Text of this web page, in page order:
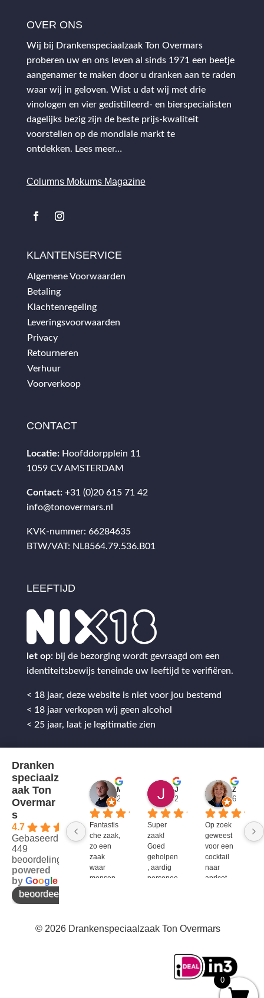
OVER ONS
Wij bij Drankenspeciaalzaak Ton Overmars
proberen uw en ons leven al sinds 1971 een beetje
aangenamer te maken door u dranken aan te raden
waar wij in geloven. Wist u dat wij met drie
vinologen en vier gedistilleerd- en bierspecialisten
dagelijks bezig zijn de beste prijs-kwaliteit
voorstellen op de mondiale markt te
ontdekken. Lees meer…
Columns Mokums Magazine
KLANTENSERVICE
Algemene Voorwaarden
Betaling
Klachtenregeling
Leveringsvoorwaarden
Privacy
Retourneren
Verhuur
Voorverkoop
CONTACT
Locatie: Hoofddorpplein 11
1059 CV AMSTERDAM
Contact: +31 (0)20 615 71 42
info@tonovermars.nl
KVK-nummer: 66284635
BTW/VAT: NL8564.79.536.B01
LEEFTIJD
let op: bij de bezorging wordt gevraagd om een
identiteitsbewijs teneinde uw leeftijd te verifiëren.
< 18 jaar, deze website is niet voor jou bestemd
< 18 jaar verkopen wij geen alcohol
< 25 jaar, laat je legitimatie zien
Dranken
speciaalz
aak Ton
Overmar
s
4.7
Gebaseerd op
449
beoordelingen
powered
by Goog e
beoordeel ons op
2 jaar geleden
Fantastis
che zaak,
zo een
zaak
waar
mensen
enthousi
2 jaar geleden
Super
zaak!
Goed
geholpen
, aardig
personee
6 jaar
Op zoek
geweest
voor een
cocktail
naar
apricot
niet te
Ton
Overmar
natuurlijk
© 2026 Drankenspeciaalzaak Ton Overmars
0